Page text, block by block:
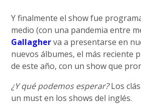
Y finalmente el show fue
medio (con una pandemia entre
Gallagherva a presentarse en
nuevos álbumes, el más reciente
de este año, con un show que
¿Y qué podemos esperar?Los
un must en los shows del inglés.